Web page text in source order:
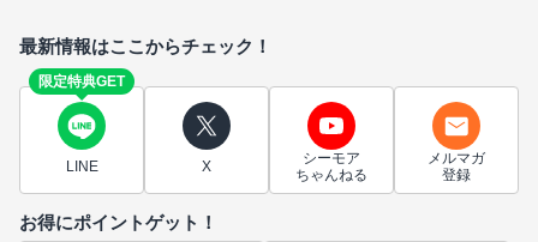
最新情報はここからチェック！
限定特典GET
LINE X
シーモア
ちゃんねる
メルマガ
登録
お得にポイントゲット！